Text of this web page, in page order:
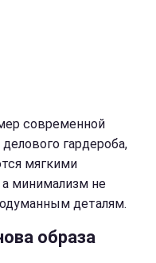
современной
гардероба,
мягкими
минимализм не
деталям.
образа